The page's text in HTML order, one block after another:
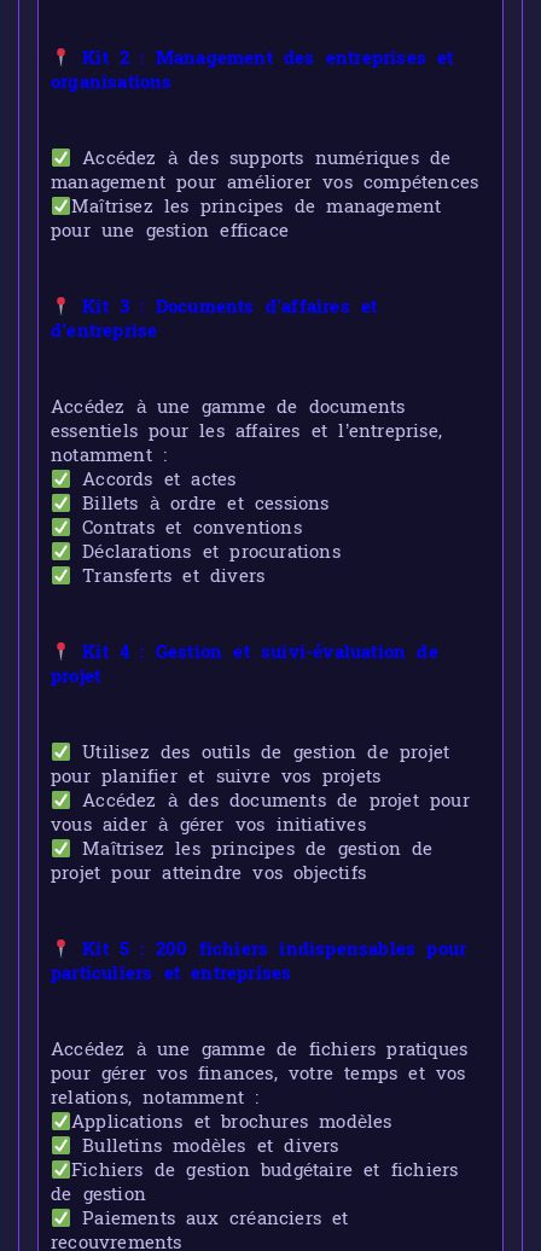
Kit 2 : Management des entreprises et
organisations
Accédez à des supports numériques de
management pour améliorer vos compétences
Maîtrisez les principes de management
pour une gestion efficace
Kit 3 : Documents d’affaires et
d’entreprise
Accédez à une gamme de documents
essentiels pour les affaires et l’entreprise,
notamment :
Accords et actes
Billets à ordre et cessions
Contrats et conventions
Déclarations et procurations
Transferts et divers
Kit 4 : Gestion et suivi-évaluation de
projet
Utilisez des outils de gestion de projet
pour planifier et suivre vos projets
Accédez à des documents de projet pour
vous aider à gérer vos initiatives
Maîtrisez les principes de gestion de
projet pour atteindre vos objectifs
Kit 5 : 200 fichiers indispensables pour
particuliers et entreprises
Accédez à une gamme de fichiers pratiques
pour gérer vos finances, votre temps et vos
relations, notamment :
Applications et brochures modèles
Bulletins modèles et divers
Fichiers de gestion budgétaire et fichiers
de gestion
Paiements aux créanciers et
recouvrements